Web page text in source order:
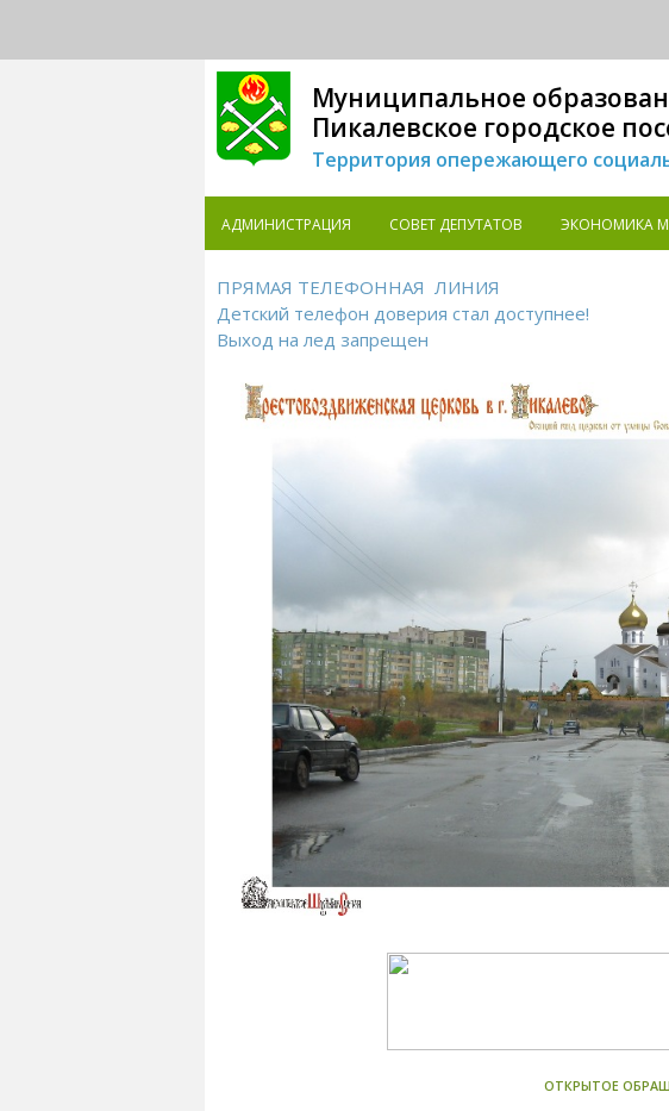
Муниципальное
Пикалевское городское
Территория опережающего
АДМИНИСТРАЦИЯ СОВЕТ ДЕПУТАТОВ ЭКОНОМИКА
ПРЯМАЯ ТЕЛЕФОННАЯ ЛИНИЯ
Детский телефон доверия стал доступнее!
Выход на лед запрещен
ОТКРЫТОЕ